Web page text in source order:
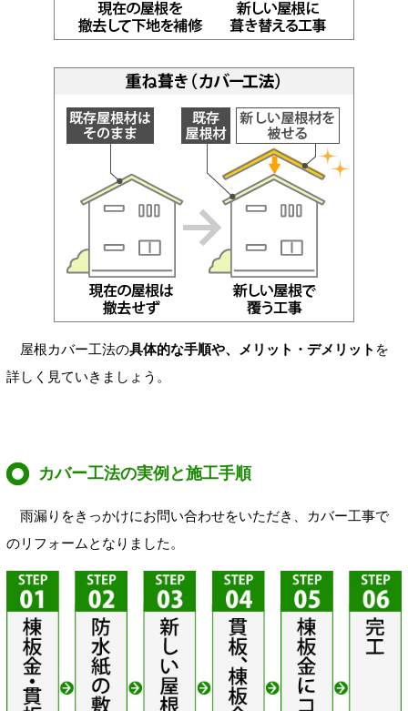
屋根カバー工法の具体的な手順や、メリット・デメリット を
詳しく見ていきましょう。
カバー工法の実例と施工手順
雨漏りをきっかけにお問い合わせをいただき、カバー工事で
のリフォームとなりました。